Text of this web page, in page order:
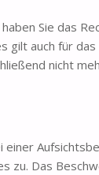
Sie das
auch für
nicht
zu. Das